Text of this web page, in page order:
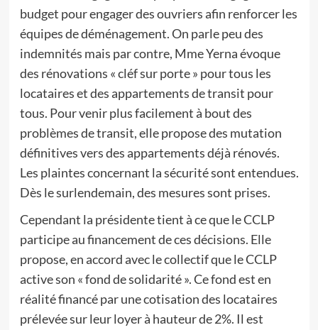
budget pour engager des ouvriers afin renforcer les
équipes de déménagement. On parle peu des
indemnités mais par contre, Mme Yerna évoque
des rénovations « cléf sur porte » pour tous les
locataires et des appartements de transit pour
tous. Pour venir plus facilement à bout des
problèmes de transit, elle propose des mutation
définitives vers des appartements déjà rénovés.
Les plaintes concernant la sécurité sont entendues.
Dès le surlendemain, des mesures sont prises.
Cependant la présidente tient à ce que le CCLP
participe au financement de ces décisions. Elle
propose, en accord avec le collectif que le CCLP
active son « fond de solidarité ». Ce fond est en
réalité financé par une cotisation des locataires
prélevée sur leur loyer à hauteur de 2%. Il est